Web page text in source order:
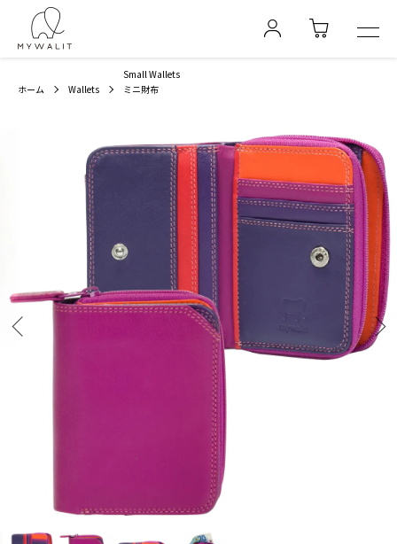
ホーム Wallets
Small Wallets
ミニ財布